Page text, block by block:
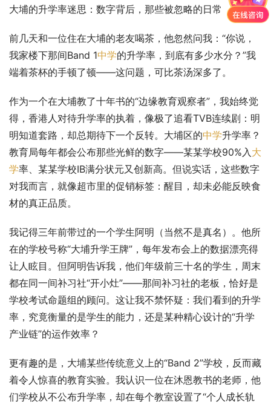
大埔的升学率迷思：数字背后，那些被忽略的日常
前几天和一位住在大埔的老友喝茶，他忽然问我：“你说，
我家楼下那间Band 1中学的升学率，到底有多少水分？”我
端着茶杯的手顿了顿——这问题，可比茶汤深多了。
作为一个在大埔教了十年书的“边缘教育观察者”，我始终觉
得，香港人对待升学率的执着，像极了追看TVB连续剧：明
明知道套路，却总期待下一个反转。大埔区的中学升学率？
教育局每年都会公布那些光鲜的数字——某某学校90%入大
学率、某某学校IB满分状元又创新高。但说实话，这些数字
对我而言，就像超市里的促销标签：醒目，却未必能反映食
材的真正品质。
我记得三年前带过的一个学生阿明（当然不是真名）。他所
在的学校号称“大埔升学王牌”，每年发布会上的数据漂亮得
让人眩目。但阿明告诉我，他们年级前三十名的学生，周末
都在同一间补习社“开小灶”——那间补习社的老板，恰好是
学校考试命题组的顾问。这让我不禁怀疑：我们看到的升学
率，究竟衡量的是学生的能力，还是某种精心设计的“升学
产业链”的运作效率？
更有趣的是，大埔某些传统意义上的“Band 2”学校，反而藏
着令人惊喜的教育实验。我认识一位在沐恩教书的老师，他
们学校从不公布升学率，却在每个教室设置了“个人成长轨